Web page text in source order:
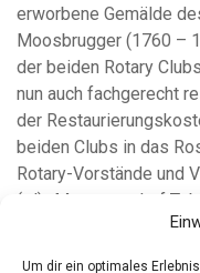
Um dir ein optimales
erworbene Gemälde
Moosbrugger (1760 –
der beiden Rotary
nun auch fachgerecht
der
beiden Clubs in das
Rotary-Vorstände und
(v.l).: Museumschef